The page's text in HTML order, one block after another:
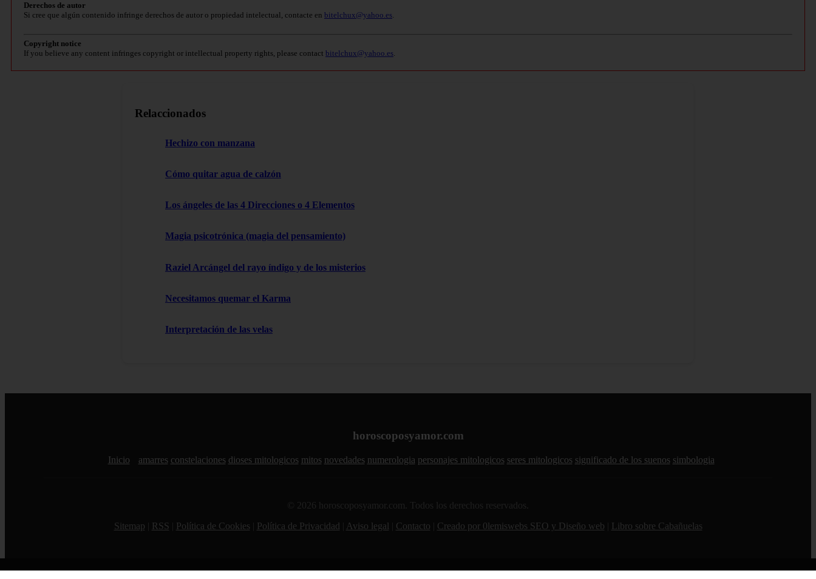
Derechos de autor
Si cree que algún contenido infringe derechos de autor o propiedad intelectual, contacte en bitelchux@yahoo.es.
Copyright notice
If you believe any content infringes copyright or intellectual property rights, please contact bitelchux@yahoo.es.
Relaccionados
Hechizo con manzana
Cómo quitar agua de calzón
Los ángeles de las 4 Direcciones o 4 Elementos
Magia psicotrónica (magia del pensamiento)
Raziel Arcángel del rayo índigo y de los misterios
Necesitamos quemar el Karma
Interpretación de las velas
horoscoposyamor.com
Inicio amarres constelaciones dioses mitologicos mitos novedades numerologia personajes mitologicos seres mitologicos significado de los suenos simbologia
© 2026 horoscoposyamor.com. Todos los derechos reservados.
Sitemap
RSS Política de Cookies Política de Privacidad Aviso legal Contacto Creado por 0lemiswebs SEO y Diseño web Libro sobre Cabañuelas